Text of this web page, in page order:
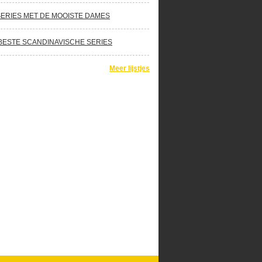
MET DE MOOISTE DAMES
SCANDINAVISCHE SERIES
Meer lijstjes